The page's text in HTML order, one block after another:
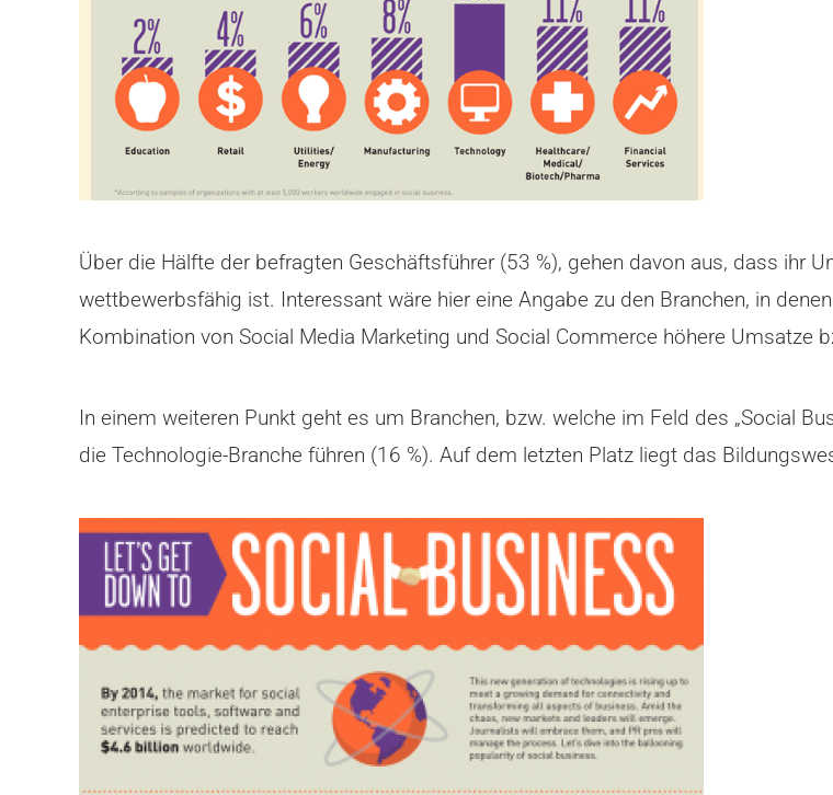
Über die Hälfte der befragten Geschäftsführer (53 %), gehen davon aus, dass ihr
wettbewerbsfähig ist. Interessant wäre hier eine Angabe zu den Branchen, in
Kombination von Social Media Marketing und Social Commerce höhere Umsatze
In einem weiteren Punkt geht es um Branchen, bzw. welche im Feld des „Social
die Technologie-Branche führen (16 %). Auf dem letzten Platz liegt das